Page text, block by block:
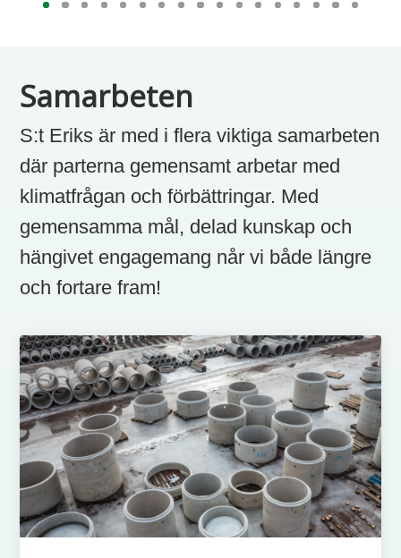
Samarbeten
S:t Eriks är med i flera viktiga samarbeten
där parterna gemensamt arbetar med
klimatfrågan och förbättringar. Med
gemensamma mål, delad kunskap och
hängivet engagemang når vi både längre
och fortare fram!